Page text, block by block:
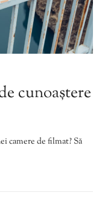
cunoaștere
camere de filmat? Să